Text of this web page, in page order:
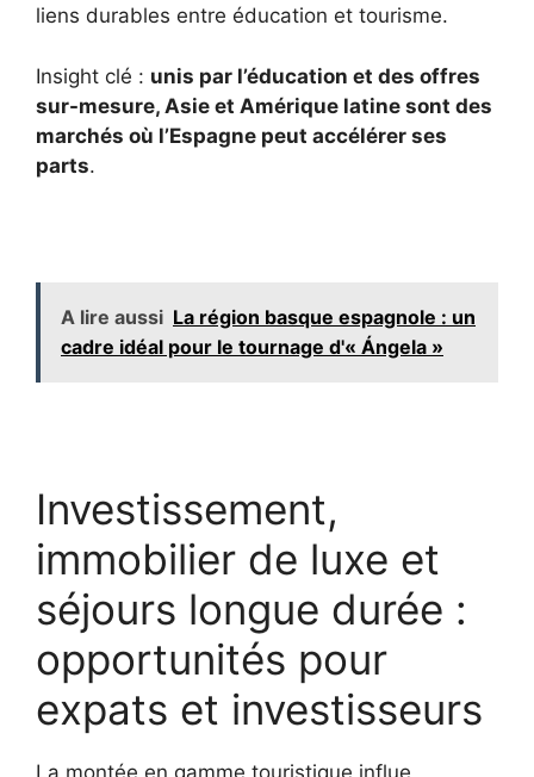
liens durables entre éducation et tourisme.
Insight clé : unis par l’éducation et des offres
sur-mesure, Asie et Amérique latine sont des
marchés où l’Espagne peut accélérer ses
parts.
A lire aussi La région basque espagnole : un
cadre idéal pour le tournage d'« Ángela »
Investissement,
immobilier de luxe et
séjours longue durée :
opportunités pour
expats et investisseurs
La montée en gamme touristique influe